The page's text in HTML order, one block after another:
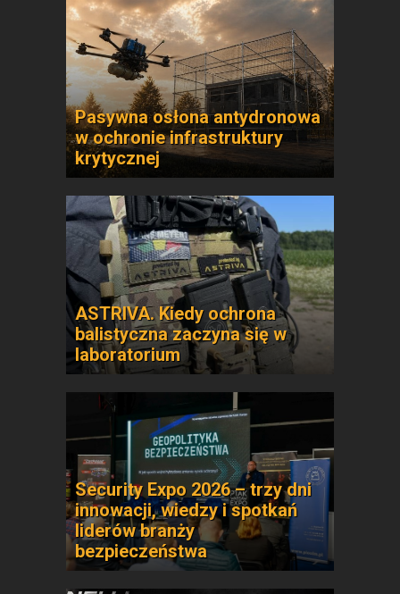
Pasywna osłona antydronowa
w ochronie infrastruktury
krytycznej
ASTRIVA. Kiedy ochrona
balistyczna zaczyna się w
laboratorium
Security Expo 2026 – trzy dni
innowacji, wiedzy i spotkań
liderów branży
bezpieczeństwa